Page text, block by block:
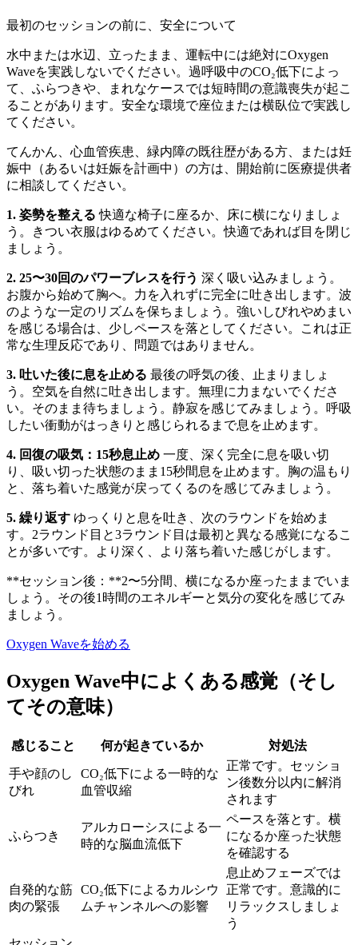
最初のセッションの前に、安全について
水中または水辺、立ったまま、運転中には絶対にOxygen
Waveを実践しないでください。過呼吸中のCO₂低下によっ
て、ふらつきや、まれなケースでは短時間の意識喪失が起こ
ることがあります。安全な環境で座位または横臥位で実践し
てください。
てんかん、心血管疾患、緑内障の既往歴がある方、または妊
娠中（あるいは妊娠を計画中）の方は、開始前に医療提供者
に相談してください。
1. 姿勢を整える 快適な椅子に座るか、床に横になりましょ
う。きつい衣服はゆるめてください。快適であれば目を閉じ
ましょう。
2. 25〜30回のパワーブレスを行う 深く吸い込みましょう。
お腹から始めて胸へ。力を入れずに完全に吐き出します。波
のような一定のリズムを保ちましょう。強いしびれやめまい
を感じる場合は、少しペースを落としてください。これは正
常な生理反応であり、問題ではありません。
3. 吐いた後に息を止める 最後の呼気の後、止まりましょ
う。空気を自然に吐き出します。無理に力まないでくださ
い。そのまま待ちましょう。静寂を感じてみましょう。呼吸
したい衝動がはっきりと感じられるまで息を止めます。
4. 回復の吸気：15秒息止め 一度、深く完全に息を吸い切
り、吸い切った状態のまま15秒間息を止めます。胸の温もり
と、落ち着いた感覚が戻ってくるのを感じてみましょう。
5. 繰り返す ゆっくりと息を吐き、次のラウンドを始めま
す。2ラウンド目と3ラウンド目は最初と異なる感覚になるこ
とが多いです。より深く、より落ち着いた感じがします。
**セッション後：**2〜5分間、横になるか座ったままでいま
しょう。その後1時間のエネルギーと気分の変化を感じてみ
ましょう。
Oxygen Waveを始める
Oxygen Wave中によくある感覚（そし
てその意味）
感じること 何が起きているか 対処法
手や顔のし
びれ
CO₂低下による一時的な
血管収縮
正常です。セッショ
ン後数分以内に解消
されます
ふらつき
アルカローシスによる一
時的な脳血流低下
ペースを落とす。横
になるか座った状態
を確認する
自発的な筋
肉の緊張
CO₂低下によるカルシウ
ムチャンネルへの影響
息止めフェーズでは
正常です。意識的に
リラックスしましょ
う